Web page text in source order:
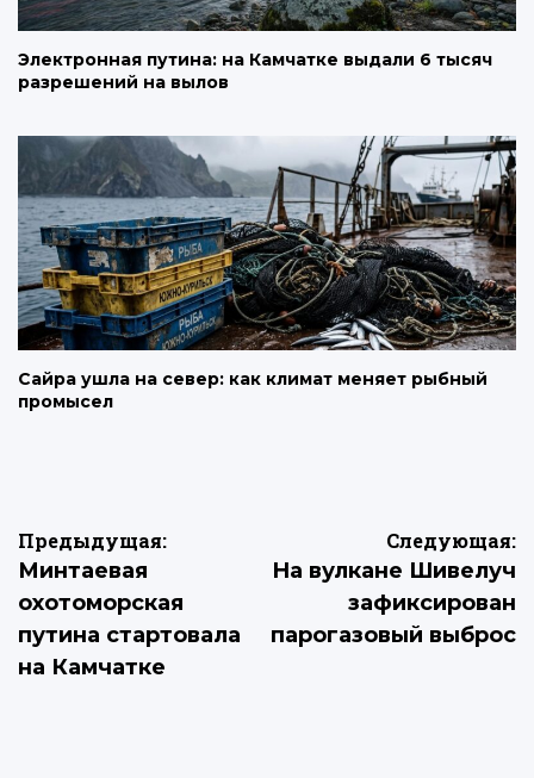
Электронная путина: на Камчатке выдали 6 тысяч
разрешений на вылов
Сайра ушла на север: как климат меняет рыбный
промысел
Навигация
по
записям
Предыдущая:
Минтаевая
охотоморская
путина стартовала
на Камчатке
Следующая:
На вулкане Шивелуч
зафиксирован
парогазовый выброс